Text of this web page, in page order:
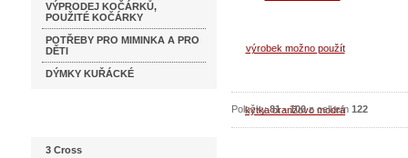
VÝPRODEJ KOČÁRKŮ,
POUŽITÉ KOČÁRKY
POTŘEBY PRO MIMINKA A PRO
DĚTI
DÝMKY KUŘÁCKÉ
3 Cross
Položky81-100z celkem 122